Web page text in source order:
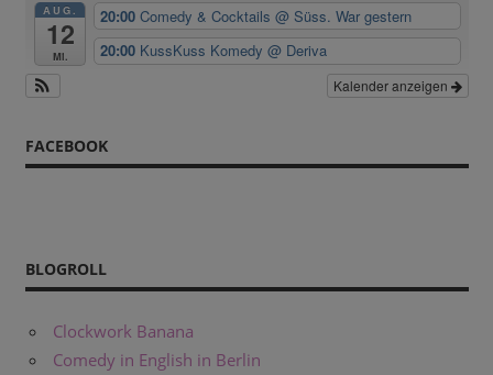
AUG.
12
Mi.
20:00Comedy & Cocktails@ Süss. War gestern
20:00 KussKuss Komedy@ Deriva
Kalender anzeigen
FACEBOOK
BLOGROLL
Clockwork Banana
Comedy in English in Berlin